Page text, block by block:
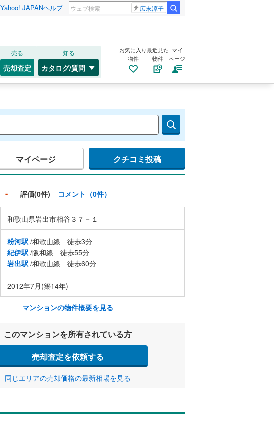
Yahoo! JAPANヘルプ 広末涼子
売る
売却査定
知る
カタログ/質問
お気に入り
物件
最近見た
物件
マイ
ページ
マイページ クチコミ投稿
- 評価(0件) コメント（0件）
和歌山県岩出市相谷３７－１
粉河駅 /和歌山線 徒歩3分
紀伊駅 /阪和線 徒歩55分
岩出駅 /和歌山線 徒歩60分
2012年7月(築14年)
マンションの物件概要を見る
このマンションを所有されている方
売却査定を依頼する
同じエリアの売却価格の最新相場を見る